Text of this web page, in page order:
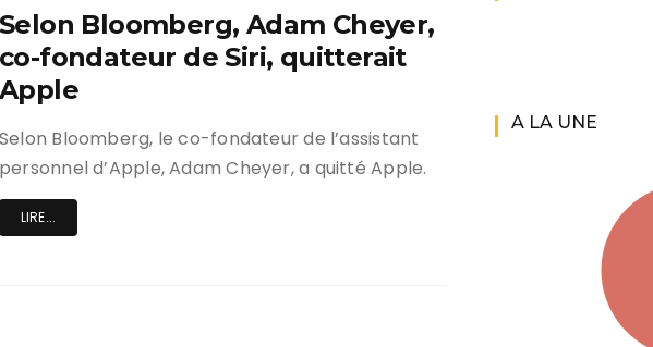
Bloomberg, Adam Cheyer,
fondateur de Siri, quitterait
Bloomberg, le co-fondateur de l’assistant
d’Apple, Adam Cheyer, a quitté Apple.
LIRE...
A LA UNE